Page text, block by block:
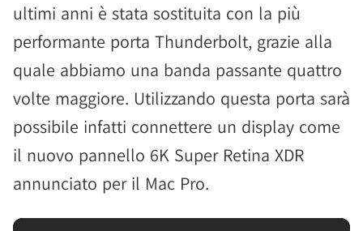
ultimi anni è stata sostituita con la più
performante porta Thunderbolt, grazie alla
quale abbiamo una banda passante quattro
volte maggiore. Utilizzando questa porta sarà
possibile infatti connettere un display come
il nuovo pannello 6K Super Retina XDR
annunciato per il Mac Pro.